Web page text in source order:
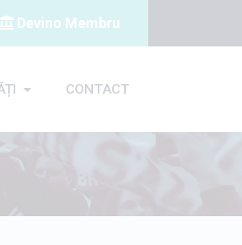
Devino Membru
CONTACT